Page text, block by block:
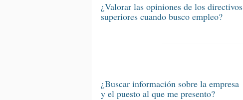
¿Valorar las opiniones de los directivos
superiores cuando busco empleo?
¿Buscar información sobre la empresa
y el puesto al que me presento?